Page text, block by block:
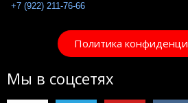
+7 (922) 211-76-66
Политика
Мы в соцсетях